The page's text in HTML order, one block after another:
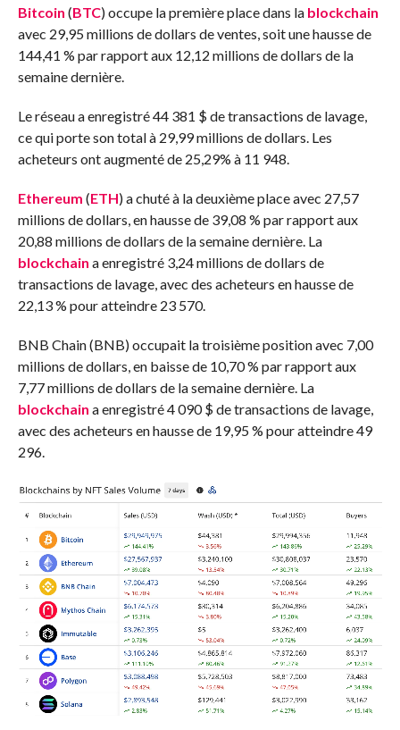
Bitcoin (BTC) occupe la première place dans la blockchain
avec 29,95 millions de dollars de ventes, soit une hausse de
144,41 % par rapport aux 12,12 millions de dollars de la
semaine dernière.
Le réseau a enregistré 44 381 $ de transactions de lavage,
ce qui porte son total à 29,99 millions de dollars. Les
acheteurs ont augmenté de 25,29% à 11 948.
Ethereum (ETH) a chuté à la deuxième place avec 27,57
millions de dollars, en hausse de 39,08 % par rapport aux
20,88 millions de dollars de la semaine dernière. La
blockchain a enregistré 3,24 millions de dollars de
transactions de lavage, avec des acheteurs en hausse de
22,13 % pour atteindre 23 570.
BNB Chain (BNB) occupait la troisième position avec 7,00
millions de dollars, en baisse de 10,70 % par rapport aux
7,77 millions de dollars de la semaine dernière. La
blockchain a enregistré 4 090 $ de transactions de lavage,
avec des acheteurs en hausse de 19,95 % pour atteindre 49
296.